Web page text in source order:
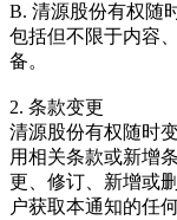
B. 清源股份有权随
包括但不限于内容
备。
2. 条款变更
清源股份有权随时
用相关条款或新增
更、修订、新增或
户获取本通知的任